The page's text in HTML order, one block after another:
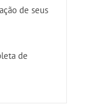
de seus
de